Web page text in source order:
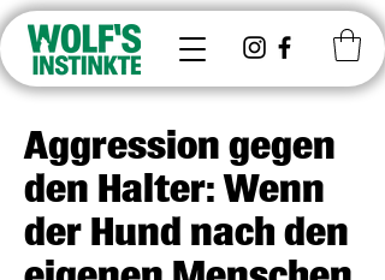
Aggression gegen
den Halter: Wenn
der Hund nach den